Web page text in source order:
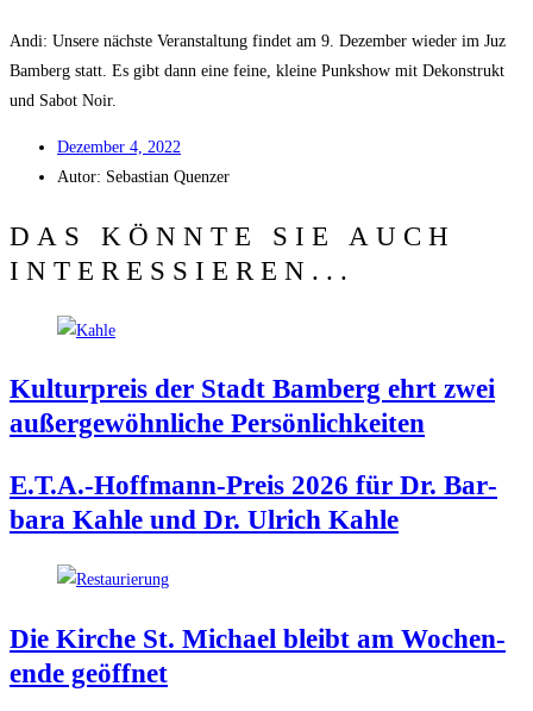
Andi: Unse­re nächs­te Ver­an­stal­tung fin­det am 9. Dezem­ber wie­der im Juz
Bam­berg statt. Es gibt dann eine fei­ne, klei­ne Punk­show mit Dekon­strukt
und Sabot Noir.
Dezem­ber 4, 2022
Autor: Sebas­ti­an Quenzer
DAS KÖNNTE SIE AUCH
INTERESSIEREN...
Kul­tur­preis der Stadt Bam­berg ehrt zwei
außer­ge­wöhn­li­che Persönlichkeiten
E.T.A.-Hoffmann-Preis 2026 für Dr. Bar­
ba­ra Kah­le und Dr. Ulrich Kahle
Die Kir­che St. Micha­el bleibt am Wochen­
en­de geöffnet